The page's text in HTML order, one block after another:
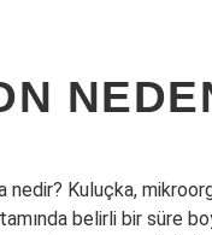
Kuluçka,
belirli bir süre